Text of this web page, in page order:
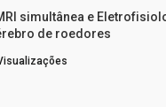
simultânea e
de roedores